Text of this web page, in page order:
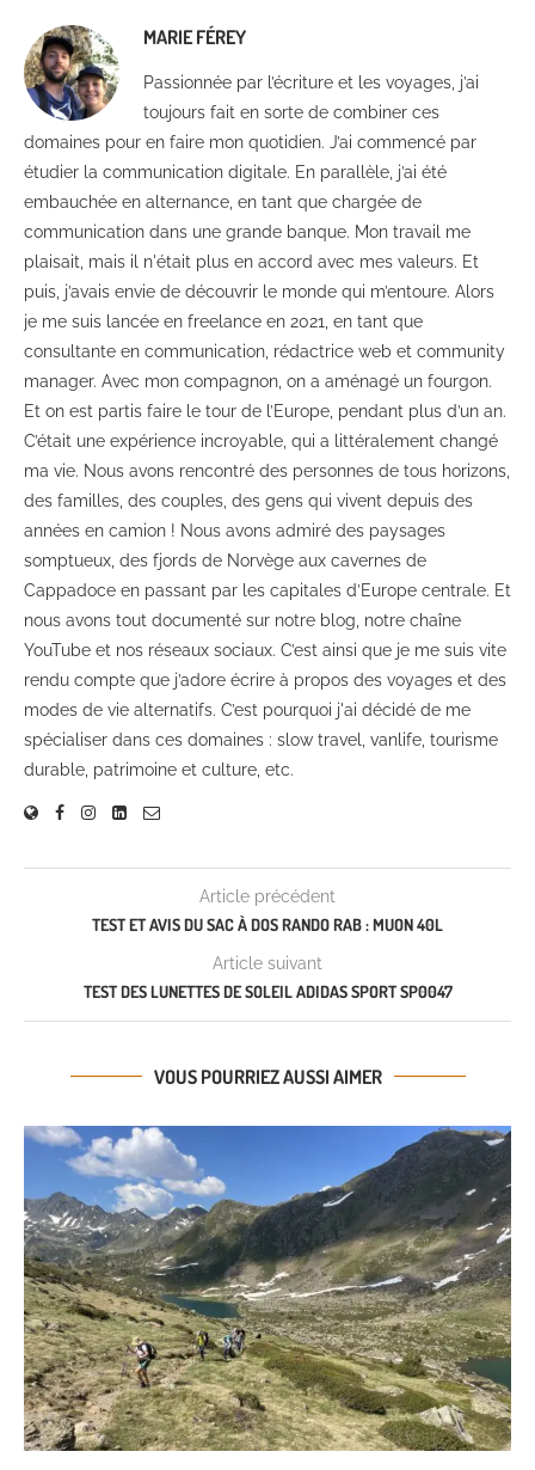
MARIE FÉREY
Passionnée par l’écriture et les voyages, j’ai
toujours fait en sorte de combiner ces
domaines pour en faire mon quotidien. J’ai commencé par
étudier la communication digitale. En parallèle, j’ai été
embauchée en alternance, en tant que chargée de
communication dans une grande banque. Mon travail me
plaisait, mais il n'était plus en accord avec mes valeurs. Et
puis, j’avais envie de découvrir le monde qui m’entoure. Alors
je me suis lancée en freelance en 2021, en tant que
consultante en communication, rédactrice web et community
manager. Avec mon compagnon, on a aménagé un fourgon.
Et on est partis faire le tour de l’Europe, pendant plus d’un an.
C’était une expérience incroyable, qui a littéralement changé
ma vie. Nous avons rencontré des personnes de tous horizons,
des familles, des couples, des gens qui vivent depuis des
années en camion ! Nous avons admiré des paysages
somptueux, des fjords de Norvège aux cavernes de
Cappadoce en passant par les capitales d’Europe centrale. Et
nous avons tout documenté sur notre blog, notre chaîne
YouTube et nos réseaux sociaux. C’est ainsi que je me suis vite
rendu compte que j’adore écrire à propos des voyages et des
modes de vie alternatifs. C’est pourquoi j'ai décidé de me
spécialiser dans ces domaines : slow travel, vanlife, tourisme
durable, patrimoine et culture, etc.
Article précédent
TEST ET AVIS DU SAC À DOS RANDO RAB : MUON 40L
Article suivant
TEST DES LUNETTES DE SOLEIL ADIDAS SPORT SP0047
VOUS POURRIEZ AUSSI AIMER